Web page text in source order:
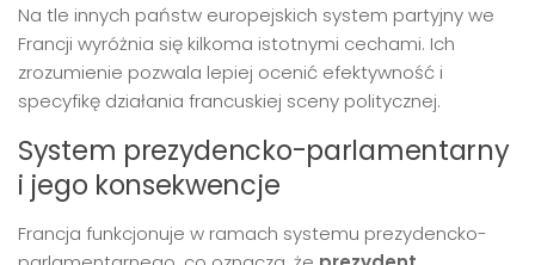
Na tle innych państw europejskich system partyjny we
Francji wyróżnia się kilkoma istotnymi cechami. Ich
zrozumienie pozwala lepiej ocenić efektywność i
specyfikę działania francuskiej sceny politycznej.
System prezydencko-parlamentarny
i jego konsekwencje
Francja funkcjonuje w ramach systemu prezydencko-